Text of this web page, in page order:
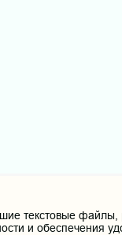
текстовые
и обеспечения